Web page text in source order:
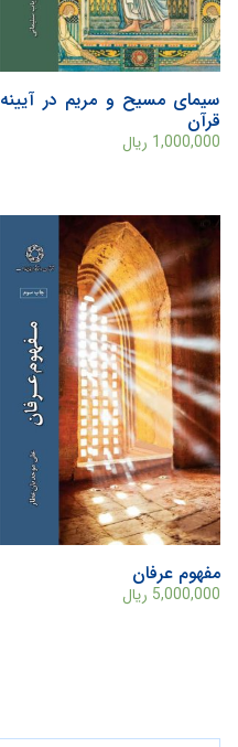
سیمای مسیح و مریم در آیینه
قرآن
1,000,000 ریال
مفهوم عرفان
5,000,000 ریال